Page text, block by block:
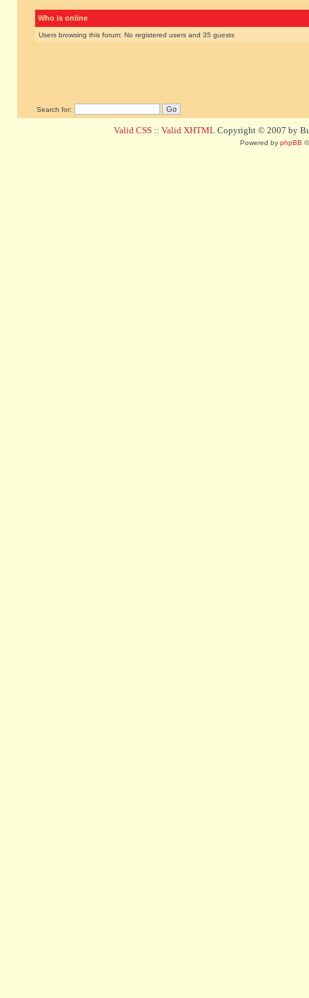
Who is online
Users browsing this forum: No registered users and 35 guests
Search for:
Valid CSS :: Valid XHTML Copyright © 2007 by
Powered by phpBB